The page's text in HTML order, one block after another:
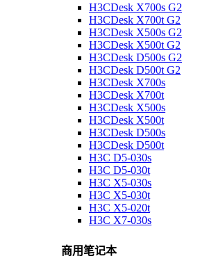
H3CDesk X700s G2
H3CDesk X700t G2
H3CDesk X500s G2
H3CDesk X500t G2
H3CDesk D500s G2
H3CDesk D500t G2
H3CDesk X700s
H3CDesk X700t
H3CDesk X500s
H3CDesk X500t
H3CDesk D500s
H3CDesk D500t
H3C D5-030s
H3C D5-030t
H3C X5-030s
H3C X5-030t
H3C X5-020t
H3C X7-030s
商用笔记本